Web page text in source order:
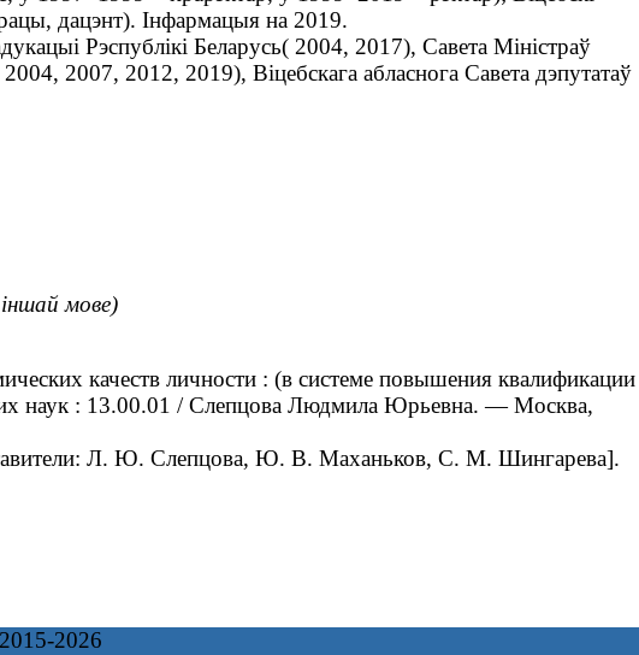
дацэнт). Інфармацыя на 2019.
Рэспублікі Беларусь( 2004, 2017), Савета Міністраў
2007, 2012, 2019), Віцебскага абласнога Савета дэпутатаў
мове)
качеств личности : (в системе повышения квалификации
наук : 13.00.01 / Слепцова Людмила Юрьевна. ― Москва,
Л. Ю. Слепцова, Ю. В. Маханьков, С. М. Шингарева].
2026